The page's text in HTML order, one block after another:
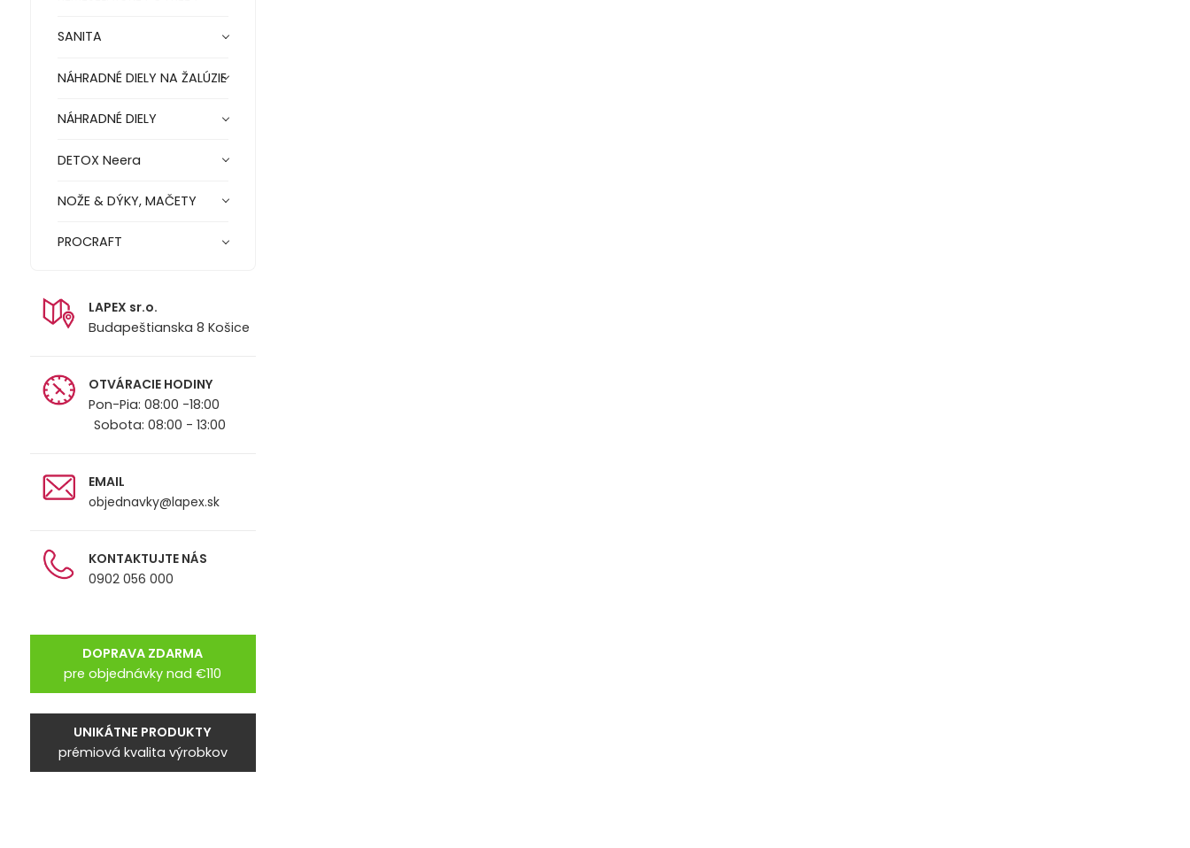
SANITA
NÁHRADNÉ DIELY NA ŽALÚZIE
NÁHRADNÉ DIELY
DETOX Neera
NOŽE & DÝKY, MAČETY
PROCRAFT
LAPEX sr.o.
Budapeštianska 8 Košice
OTVÁRACIE HODINY
Pon-Pia: 08:00 -18:00
Sobota: 08:00 - 13:00
EMAIL
objednavky@lapex.sk
KONTAKTUJTE NÁS
0902 056 000
DOPRAVA ZDARMA
pre objednávky nad €110
UNIKÁTNE PRODUKTY
prémiová kvalita výrobkov